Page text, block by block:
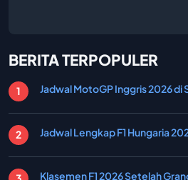
BERITA TERPOPULER
Jadwal MotoGP Inggris 2026
Jadwal Lengkap F1 Hungaria
Klasemen F1 2026 Setelah